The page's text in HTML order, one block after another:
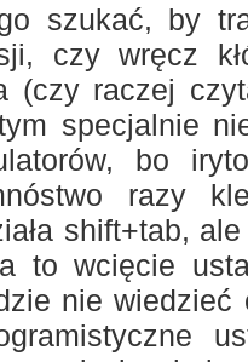
szukać, by
czy wręcz
(czy raczej
specjalnie
bo
razy
shift+tab,
to wcięcie
nie